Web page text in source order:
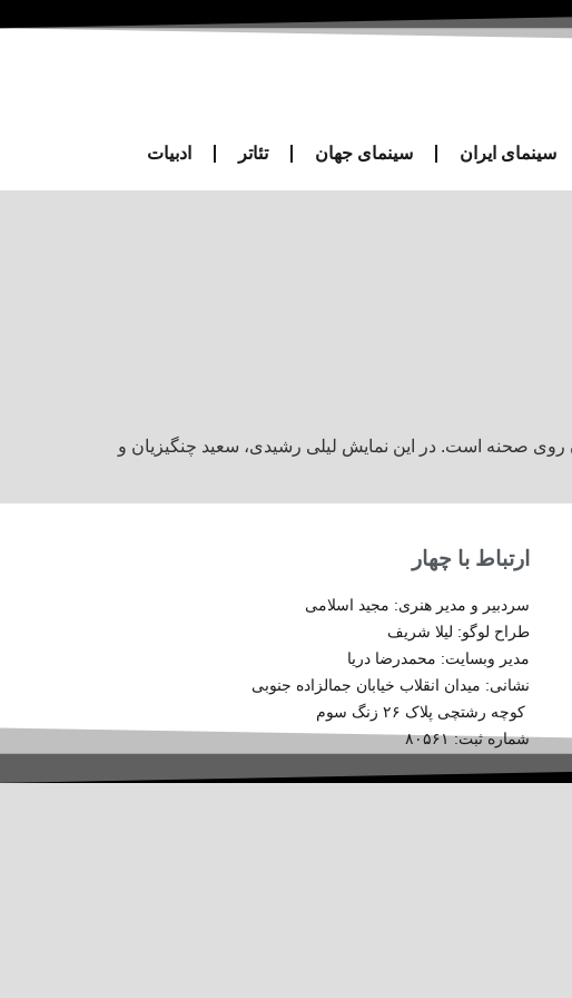
سینمای ایران سینمای جهان تئاتر ادبیات
روی صحنه است. در این نمایش لیلی رشیدی، سعید چنگیزیان و
ارتباط با چهار
سردبیر و مدیر هنری: مجید اسلامی
طراح لوگو: لیلا شریف
مدیر وبسایت: محمدرضا دریا
نشانی: میدان انقلاب خیابان جمالزاده جنوبی
کوچه رشتچی پلاک ۲۶ زنگ سوم
شماره ثبت: ۸۰۵۶۱